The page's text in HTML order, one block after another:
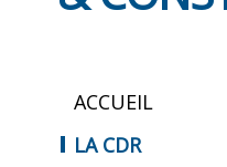
ACCUEIL
LA CDR